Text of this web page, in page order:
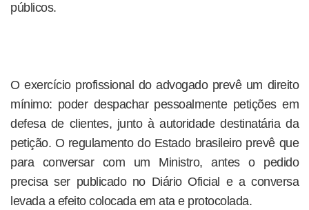
públicos.
O exercício profissional do advogado prevê um direito
mínimo: poder despachar pessoalmente petições em
defesa de clientes, junto à autoridade destinatária da
petição. O regulamento do Estado brasileiro prevê que
para conversar com um Ministro, antes o pedido
precisa ser publicado no Diário Oficial e a conversa
levada a efeito colocada em ata e protocolada.